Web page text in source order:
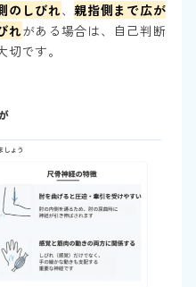
のしびれ、親指側まで広が
れがある場合は、自己判断
です。